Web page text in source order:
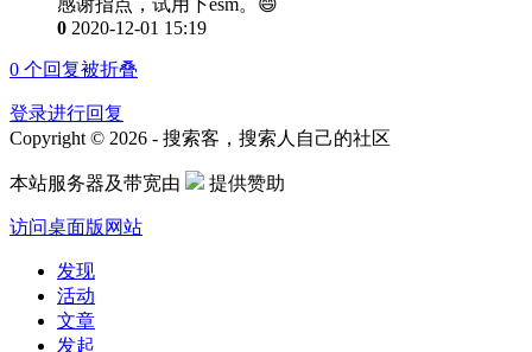
0 2020-12-01 15:19
0 个回复被折叠
登录进行回复
Copyright © 2026 - 搜索客，搜索人自己的社区
本站服务器及带宽由 提供赞助
访问桌面版网站
发现
活动
文章
发起